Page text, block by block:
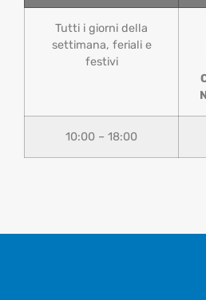
Tutti i giorni della
settimana, feriali e
festivi
10:00 – 18:00